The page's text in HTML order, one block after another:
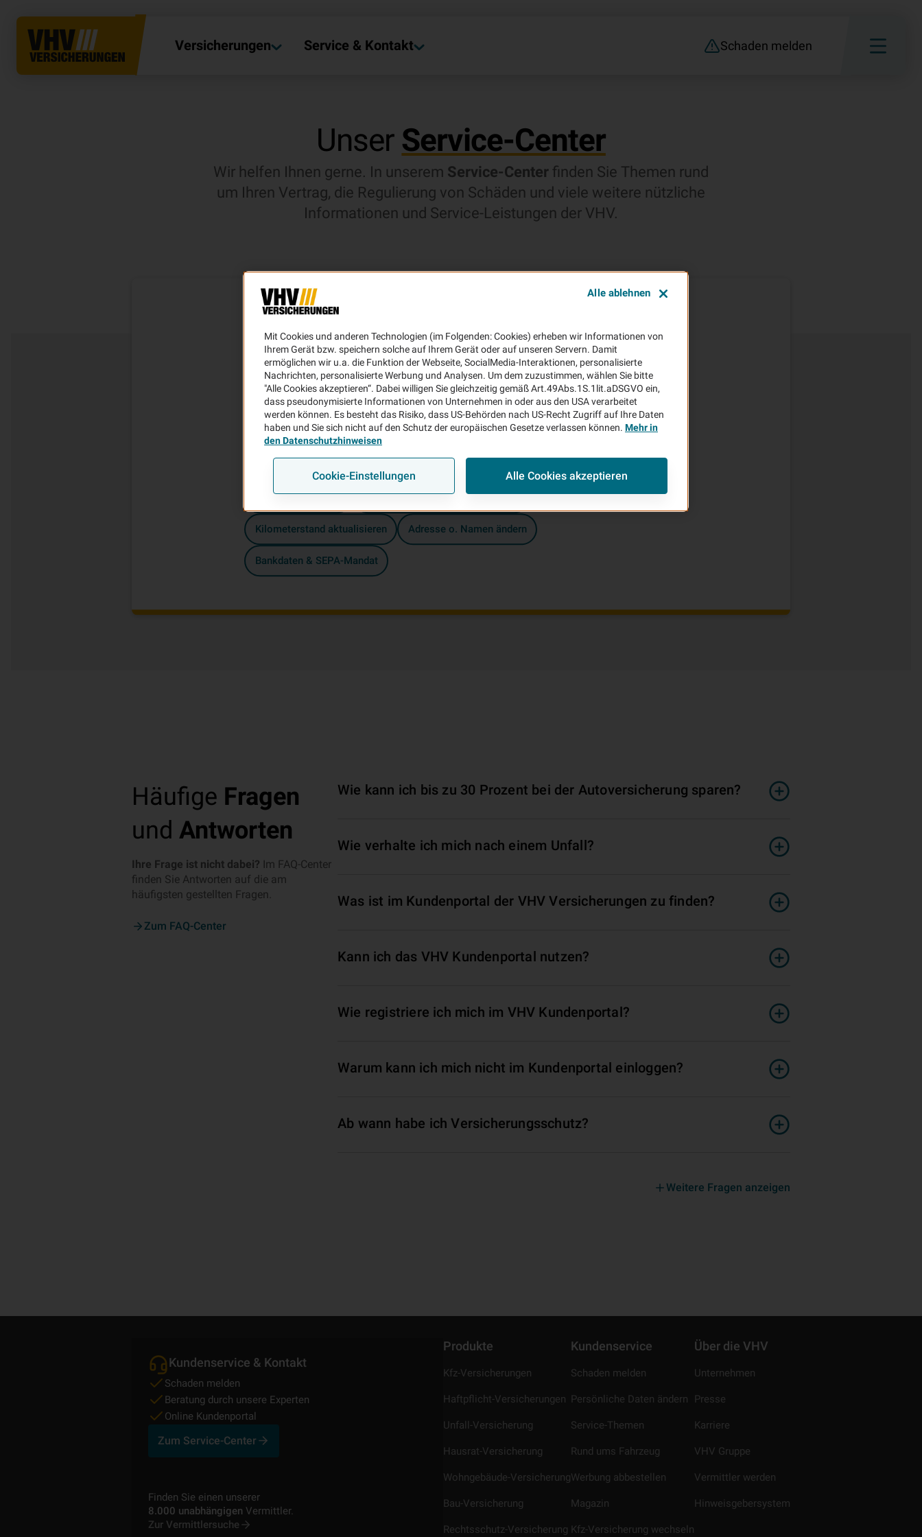
Versicherungen Service & Kontakt Schaden melden
Unser Service-Center
Wir helfen Ihnen gerne. In unserem Service-Center finden Sie Themen rund
um Ihren Vertrag, die Regulierung von Schäden und viele weitere nützliche
Informationen und Service-Leistungen der VHV.
Wie können wirIhnen helfen?
Häufig gesuchte Anliegen:
Nutzerkreis ändern Internationale Versicherungskarte
Kilometerstand aktualisieren Adresse o. Namen ändern
Bankdaten & SEPA-Mandat
Häufige Fragen
und Antworten
Ihre Frage ist nicht dabei? Im FAQ-Center
finden Sie Antworten auf die am
häufigsten gestellten Fragen.
Zum FAQ-Center
Wie kann ich bis zu 30 Prozent bei der Autoversicherung sparen?
Wie verhalte ich mich nach einem Unfall?
Was ist im Kundenportal der VHV Versicherungen zu finden?
Kann ich das VHV Kundenportal nutzen?
Wie registriere ich mich im VHV Kundenportal?
Warum kann ich mich nicht im Kundenportal einloggen?
Ab wann habe ich Versicherungsschutz?
Weitere Fragen anzeigen
Kundenservice & Kontakt
Schaden melden
Beratung durch unsere Experten
Online Kundenportal
Zum Service-Center
Finden Sie einen unserer
8.000 unabhängigen Vermittler.
Zur Vermittlersuche
Produkte
Kfz-Versicherungen
Haftpflicht-Versicherungen
Unfall-Versicherung
Hausrat-Versicherung
Wohngebäude-Versicherung
Bau-Versicherung
Rechtsschutz-Versicherung
Kundenservice
Schaden melden
Persönliche Daten ändern
Service-Themen
Rund ums Fahrzeug
Werbung abbestellen
Magazin
Kfz-Versicherung wechseln
Über die VHV
Unternehmen
Presse
Karriere
VHV Gruppe
Vermittler werden
Hinweisgebersystem
Mit Cookies und anderen Technologien (im Folgenden: Cookies) erheben wir Informationen von
Ihrem Gerät bzw. speichern solche auf Ihrem Gerät oder auf unseren Servern. Damit
ermöglichen wir u.a. die Funktion der Webseite, SocialMedia-Interaktionen, personalisierte
Nachrichten, personalisierte Werbung und Analysen. Um dem zuzustimmen, wählen Sie bitte
"Alle Cookies akzeptieren“. Dabei willigen Sie gleichzeitig gemäß Art.49Abs.1S.1lit.aDSGVO ein,
dass pseudonymisierte Informationen von Unternehmen in oder aus den USA verarbeitet
werden können. Es besteht das Risiko, dass US-Behörden nach US-Recht Zugriff auf Ihre Daten
haben und Sie sich nicht auf den Schutz der europäischen Gesetze verlassen können. Mehr in
den Datenschutzhinweisen
Cookie-Einstellungen Alle Cookies akzeptieren
Alle ablehnen